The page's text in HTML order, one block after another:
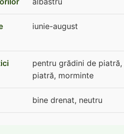
iunie-august
pentru grădini de
piatră, morminte
bine drenat, neutru